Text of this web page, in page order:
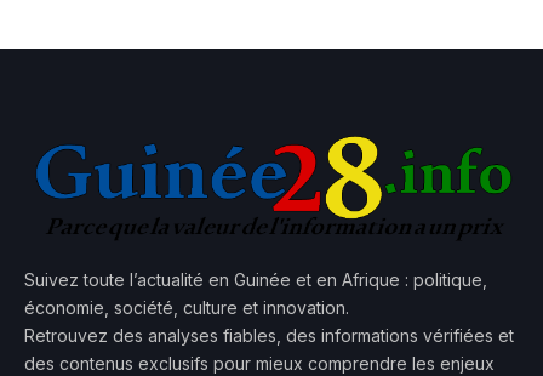
Suivez toute l’actualité en Guinée et en Afrique : politique,
économie, société, culture et innovation.
Retrouvez des analyses fiables, des informations vérifiées et
des contenus exclusifs pour mieux comprendre les enjeux